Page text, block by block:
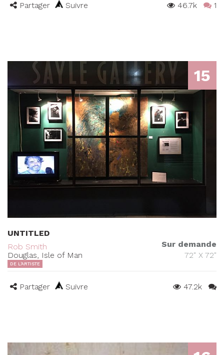
Partager Suivre 46.7k 1
15
UNTITLED
Rob Smith
Douglas, Isle of Man
Sur demande
72" X 72"
DE L'ARTISTE
Partager Suivre 47.2k